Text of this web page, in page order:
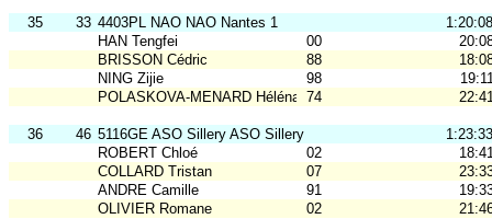
35 33 4403PL NAO NAO Nantes 1
1:20:08
HAN Tengfei
00
BRISSON Cédric
88
NING Zijie
98
POLASKOVA-MENARD Héléna 74
36 46 5116GE ASO Sillery ASO Sillery
1:23:33
ROBERT Chloé
02
COLLARD Tristan
07
ANDRE Camille
91
OLIVIER Romane
02